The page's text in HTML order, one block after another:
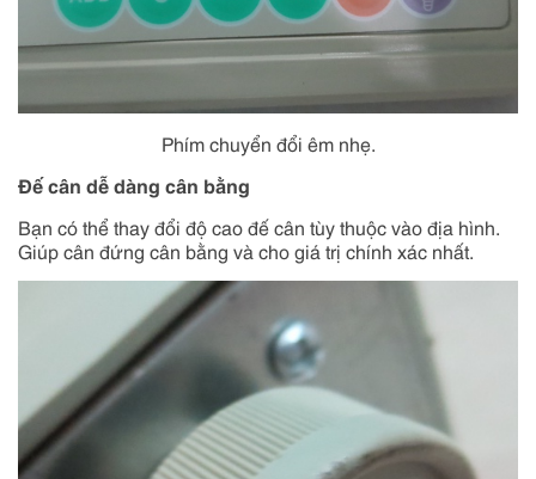
Phím chuyển đổi êm nhẹ.
Đế cân dễ dàng cân bằng
Bạn có thể thay đổi độ cao đế cân tùy thuộc vào địa hình.
Giúp cân đứng cân bằng và cho giá trị chính xác nhất.